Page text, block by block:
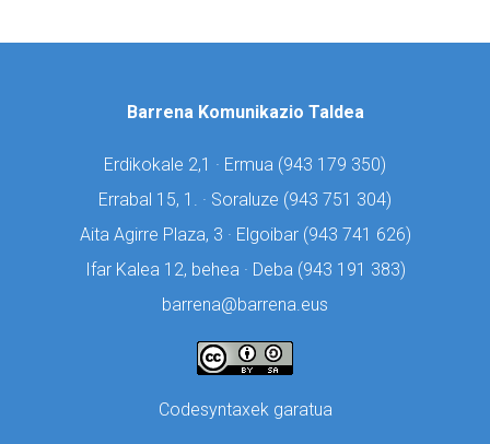
Barrena Komunikazio Taldea
Erdikokale 2,1 · Ermua (943 179 350)
Errabal 15, 1. · Soraluze (943 751 304)
Aita Agirre Plaza, 3 · Elgoibar (943 741 626)
Ifar Kalea 12, behea · Deba (943 191 383)
barrena@barrena.eus
Codesyntaxek garatua